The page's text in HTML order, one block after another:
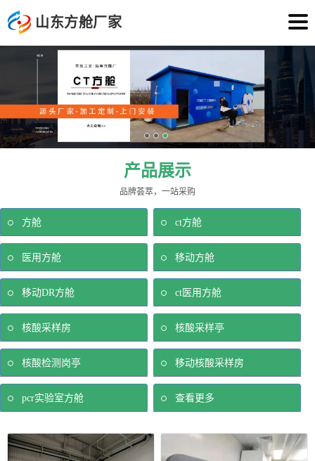
山东方舱厂家
产品展示
品牌荟萃，一站采购
方舱 ct方舱
医用方舱 移动方舱
移动DR方舱 ct医用方舱
核酸采样房 核酸采样亭
核酸检测岗亭 移动核酸采样房
pcr实验室方舱 查看更多